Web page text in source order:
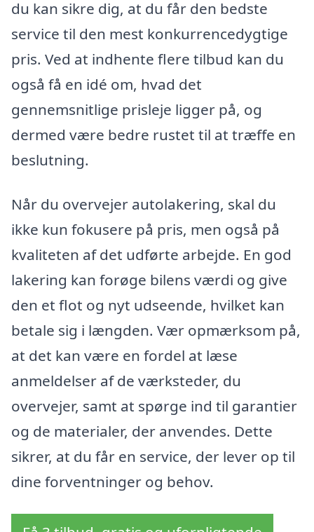
du kan sikre dig, at du får den bedste
service til den mest konkurrencedygtige
pris. Ved at indhente flere tilbud kan du
også få en idé om, hvad det
gennemsnitlige prisleje ligger på, og
dermed være bedre rustet til at træffe en
beslutning.
Når du overvejer autolakering, skal du
ikke kun fokusere på pris, men også på
kvaliteten af det udførte arbejde. En god
lakering kan forøge bilens værdi og give
den et flot og nyt udseende, hvilket kan
betale sig i længden. Vær opmærksom på,
at det kan være en fordel at læse
anmeldelser af de værksteder, du
overvejer, samt at spørge ind til garantier
og de materialer, der anvendes. Dette
sikrer, at du får en service, der lever op til
dine forventninger og behov.